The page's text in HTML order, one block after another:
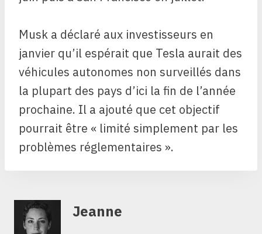
Musk a déclaré aux investisseurs en
janvier qu’il espérait que Tesla aurait des
véhicules autonomes non surveillés dans
la plupart des pays d’ici la fin de l’année
prochaine. Il a ajouté que cet objectif
pourrait être « limité simplement par les
problèmes réglementaires ».
Jeanne